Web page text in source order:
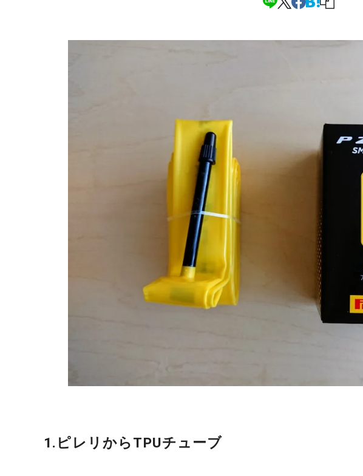
1.ピレリからTPUチューブ